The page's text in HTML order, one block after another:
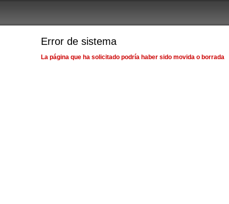
Error de sistema
La página que ha solicitado podría haber sido movida o borrada